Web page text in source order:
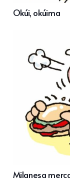
Okúi, okúima
Milanesa